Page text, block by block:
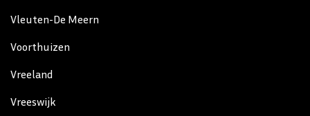
Vleuten-De Meern
Voorthuizen
Vreeland
Vreeswijk